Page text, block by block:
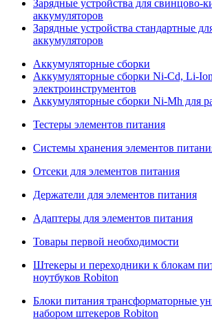
Зарядные устройства для свинцово-
аккумуляторов
Зарядные устройства стандартные
аккумуляторов
Аккумуляторные сборки
Аккумуляторные сборки Ni-Cd, Li-
электроинструментов
Аккумуляторные сборки Ni-Mh для
Тестеры элементов питания
Системы хранения элементов
Отсеки для элементов питания
Держатели для элементов питания
Адаптеры для элементов питания
Товары первой необходимости
Штекеры и переходники к блокам
ноутбуков Robiton
Блоки питания трансформаторные
набором штекеров Robiton